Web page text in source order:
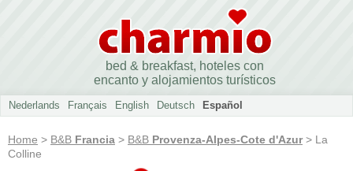
bed & breakfast, hoteles con
encanto y alojamientos turísticos
Nederlands Français English Deutsch Español
Home > B&B Francia > B&B Provenza-Alpes-Cote d'Azur> La
Colline